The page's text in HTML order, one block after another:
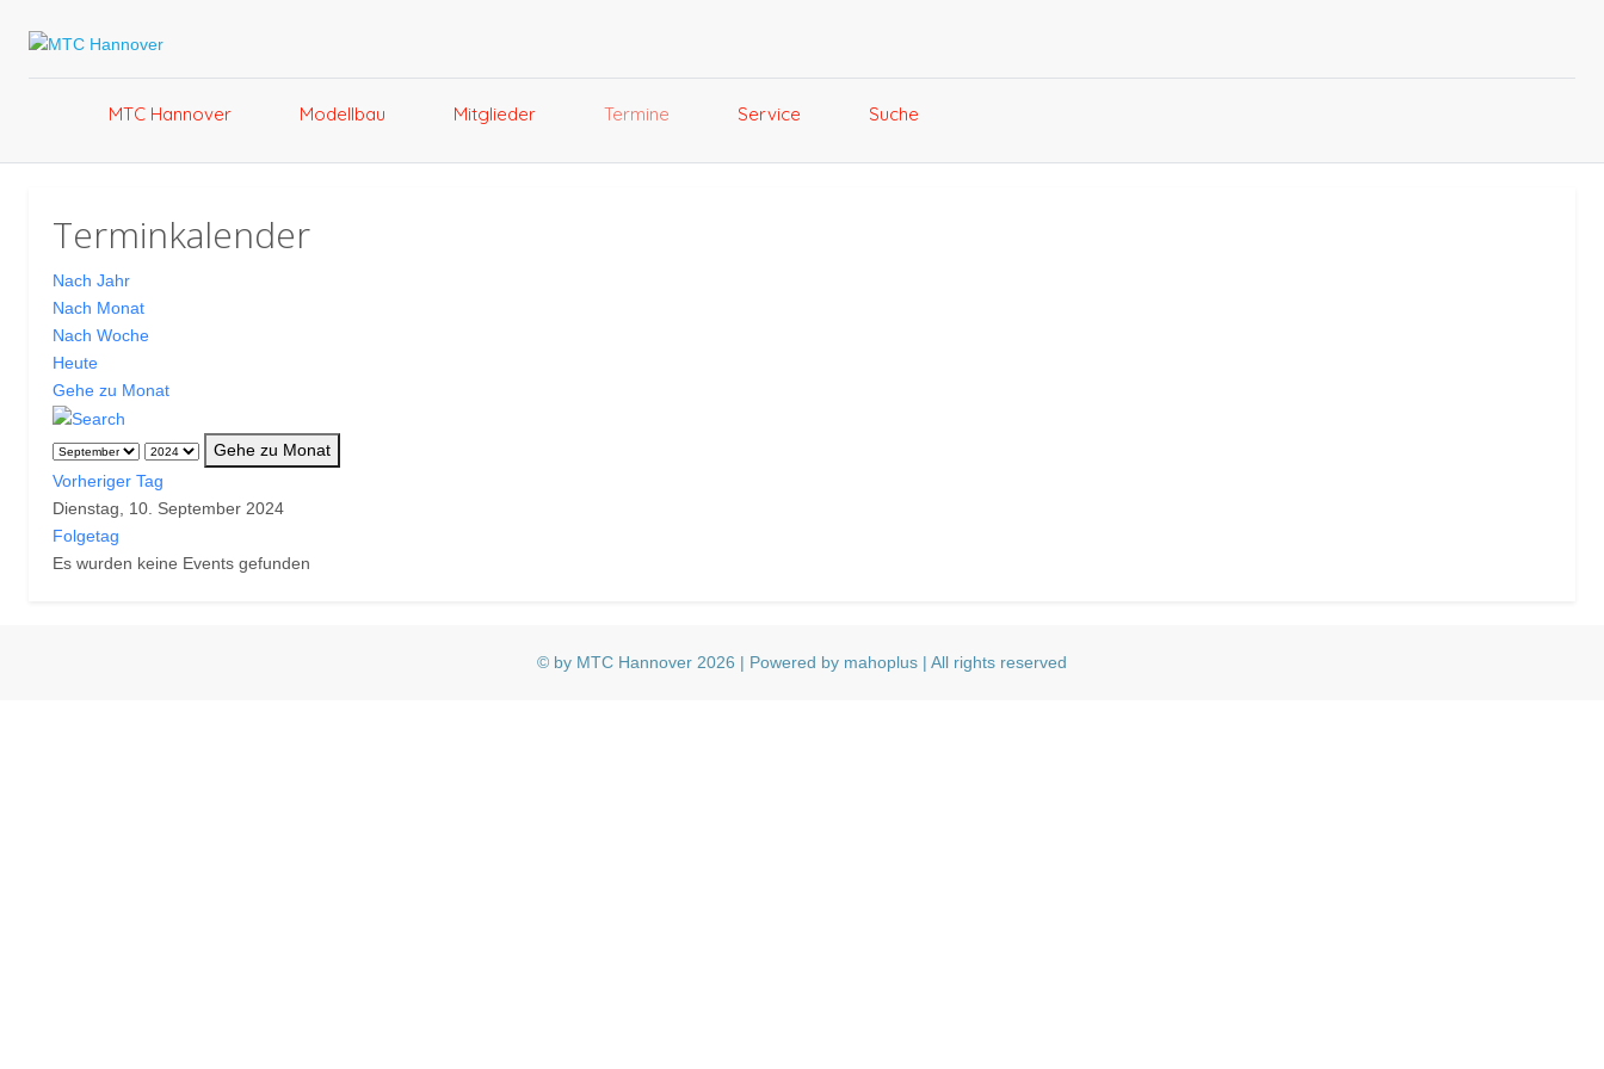
MTC Hannover Modellbau Mitglieder Termine Service Suche
Terminkalender
Nach Jahr
Nach Monat
Nach Woche
Heute
Gehe zu Monat
Gehe zu Monat
Vorheriger Tag
Dienstag, 10. September 2024
Folgetag
Es wurden keine Events gefunden
© by MTC Hannover 2026 | Powered by mahoplus | All rights reserved